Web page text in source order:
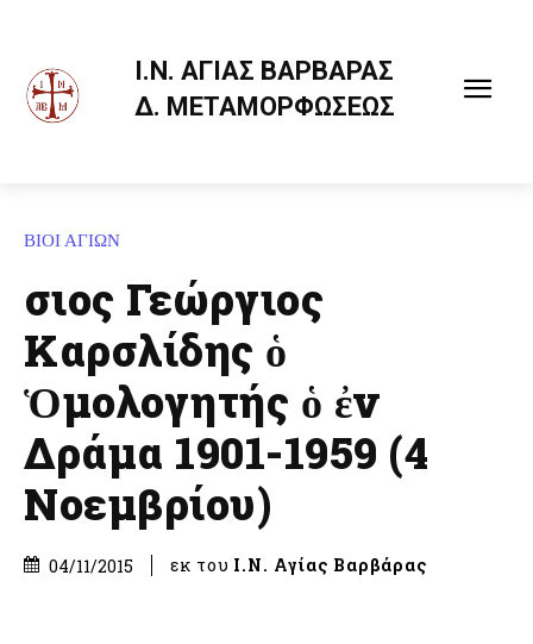
Ι.Ν. ΑΓΙΑΣ ΒΑΡΒΑΡΑΣ
Δ. ΜΕΤΑΜΟΡΦΩΣΕΩΣ
ΒΙΟΙ ΑΓΙΩΝ
Ὅσιος Γεώργιος
Καρσλίδης ὁ
Ὁμολογητής ὁ ἐν
Δράμα 1901-1959 (4
Νοεμβρίου)
04/11/2015 εκ του Ι.Ν. Αγίας Βαρβάρας